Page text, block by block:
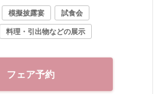
イント■ ①ゲストに
る逸品 ②決まったコースはなく、予算や
品一品選べる ③貸切会場のため料理の個
えそうだなと思う美味しいお料理でした。
模擬披露宴
試食会
料理・引出物などの展示
フェア予約